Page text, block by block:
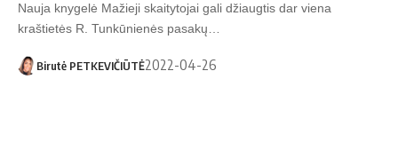
Nauja knygelė Mažieji skaitytojai gali džiaugtis dar viena
kraštietės R. Tunkūnienės pasakų…
Birutė PETKEVIČIŪTĖ2022-04-26